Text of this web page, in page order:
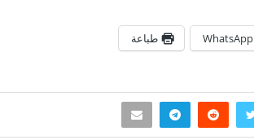
WhatsApp طباعة